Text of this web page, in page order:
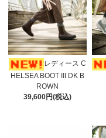
レディース C
HELSEA BOOT III DK B
ROWN
39,600円(税込)